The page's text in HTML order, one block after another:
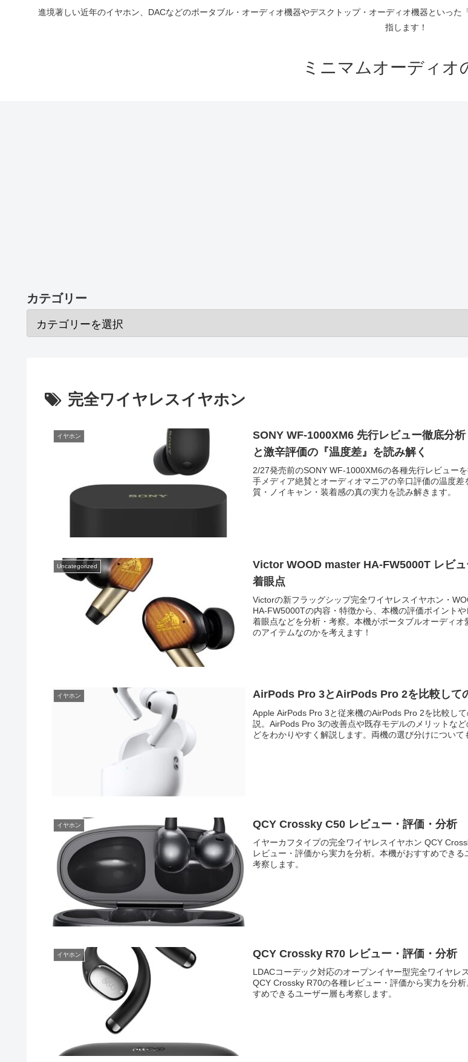
進境著しい近年のイヤホン、DACなどのポータブル・オーディオ機器やデスクトップ・オーディオ機器といっ
指します！
ミニマムオーディオ
カテゴリー
完全ワイヤレスイヤホン
イヤホン
SONY WF-1000XM6 先行レビュー徹底分
と激辛評価の『温度差』を読み解く
2/27発売前のSONY WF-1000XM6の各種先行レビュー
手メディア絶賛とオーディオマニアの辛口評価の温度差
質・ノイキャン・装着感の真の実力を読み解きます。
Uncategorized
Victor WOOD master HA-FW5000T レビ
着眼点
Victorの新フラッグシップ完全ワイヤレスイヤホン・
HA-FW5000Tの内容・特徴から、本機の評価ポイント
着眼点などを分析・考察。本機がポータブルオーディオ
のアイテムなのかを考えます！
イヤホン AirPods Pro 3とAirPods Pro 2を比較して
Apple AirPods Pro 3と従来機のAirPods Pro 2を比較し
説。AirPods Pro 3の改善点や既存モデルのメリットな
どをわかりやすく解説します。両機の選び分けについて
イヤホン QCY Crossky C50 レビュー・評価・分析
イヤーカフタイプの完全ワイヤレスイヤホン QCY
レビュー・評価から実力を分析。本機がおすすめできる
考察します。
イヤホン QCY Crossky R70 レビュー・評価・分析
LDACコーデック対応のオープンイヤー型完全ワイヤレ
QCY Crossky R70の各種レビュー・評価から実力を分
すめできるユーザー層も考察します。